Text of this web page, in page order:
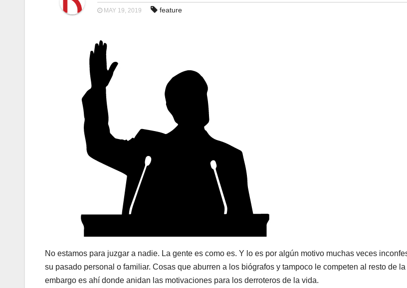
MAY 19, 2019 feature
No estamos para juzgar a nadie. La gente es como es. Y lo es por algún motivo muchas veces
su pasado personal o familiar. Cosas que aburren a los biógrafos y tampoco le competen al resto de
embargo es ahí donde anidan las motivaciones para los derroteros de la vida.